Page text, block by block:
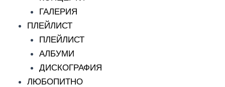
ГАЛЕРИЯ
ПЛЕЙЛИСТ
ПЛЕЙЛИСТ
АЛБУМИ
ДИСКОГРАФИЯ
ЛЮБОПИТНО